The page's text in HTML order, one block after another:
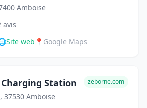
Amboise
avis
Site web 📍 Google Maps
Station
37530 Amboise
zeborne.com